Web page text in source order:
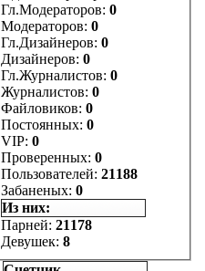
Гл.Модераторов: 0
Модераторов: 0
Гл.Дизайнеров: 0
Дизайнеров: 0
Гл.Журналистов: 0
Журналистов: 0
Файловиков: 0
Постоянных: 0
VIP: 0
Проверенных: 0
Пользователей: 21188
Забаненых: 0
Из них:
Парней: 21178
Девушек: 8